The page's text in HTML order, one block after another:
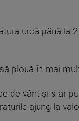
urcă până la
plouă în mai
de vânt și s-ar
ajung la